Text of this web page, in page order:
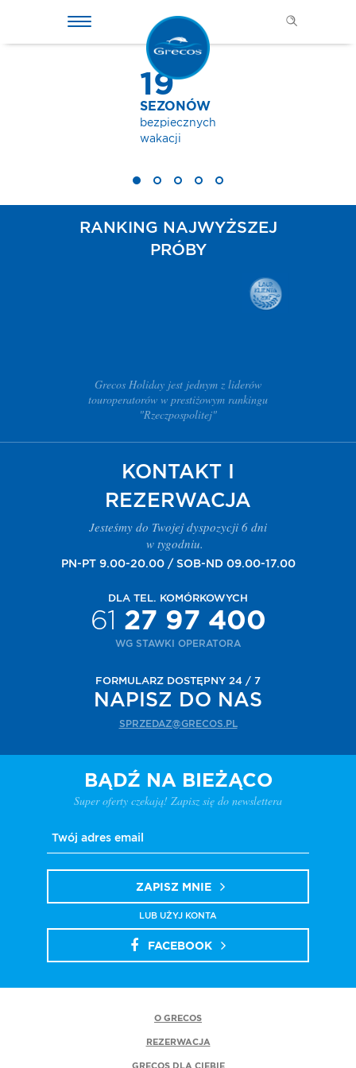
19
SEZONÓW
bezpiecznych
wakacji
RANKING NAJWYŻSZEJ
PRÓBY
Grecos Holiday jest jednym z liderów
touroperatorów w prestiżowym rankingu
"Rzeczpospolitej"
KONTAKT I
REZERWACJA
Jesteśmy do Twojej dyspozycji 6 dni
w tygodniu.
PN-PT 9.00-20.00 / SOB-ND 09.00-17.00
DLA TEL. KOMÓRKOWYCH
61 27 97 400
WG STAWKI OPERATORA
FORMULARZ DOSTĘPNY 24 / 7
NAPISZ DO NAS
SPRZEDAZ@GRECOS.PL
BĄDŹ NA BIEŻĄCO
Super oferty czekają! Zapisz się do newslettera
ZAPISZ MNIE
LUB UŻYJ KONTA
FACEBOOK
O GRECOS
REZERWACJA
GRECOS DLA CIEBIE